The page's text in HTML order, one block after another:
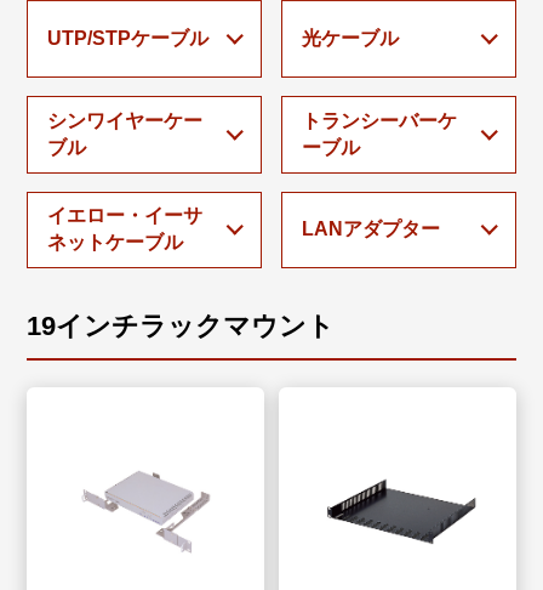
UTP/STPケーブル 光ケーブル
シンワイヤーケー
ブル
トランシーバーケ
ーブル
イエロー・イーサ
ネットケーブル
LANアダプター
19インチラックマウント